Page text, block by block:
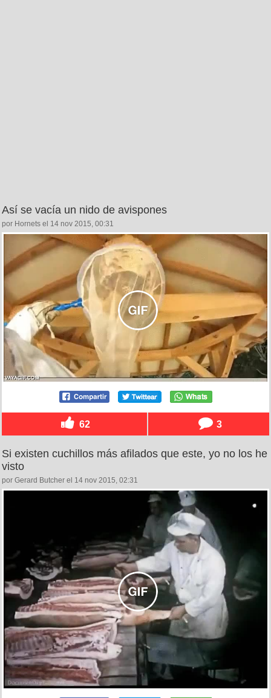
Así se vacía un nido de avispones
por Hornets el 14 nov 2015, 00:31
62 3
Si existen cuchillos más afilados que este, yo no los he
visto
por Gerard Butcher el 14 nov 2015, 02:31